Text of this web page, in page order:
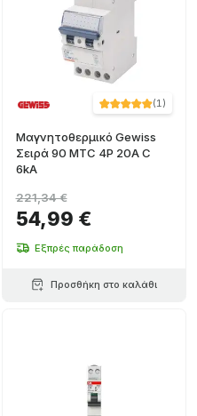
(1)
Μαγνητοθερμικό Gewiss
Σειρά 90 MTC 4P 20A C
6kA
54,99 €
221,34 €
Εξπρές παράδοση
Προσθήκη στο καλάθι